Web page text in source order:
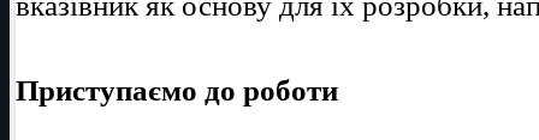
Приступаємо до роботи